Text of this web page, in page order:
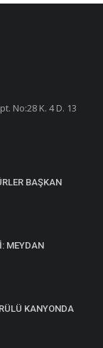
No:28 K. 4 D. 13
BAŞKAN
MEYDAN
KANYONDA